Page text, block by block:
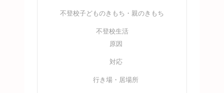
不登校子どものきもち・親のきもち
不登校生活
原因
対応
行き場・居場所